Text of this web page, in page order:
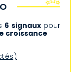
6 signauxpour
croissance